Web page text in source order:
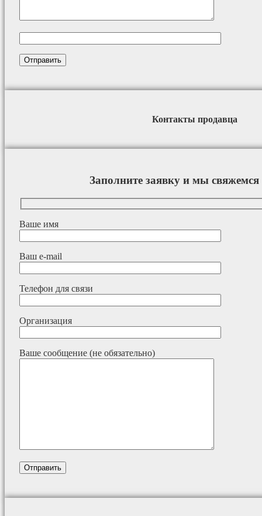
Контакты продавца
Заполните заявку и мы
Ваше имя
Ваш e-mail
Телефон для связи
Организация
Ваше сообщение (не обязательно)